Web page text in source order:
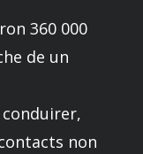
360 000
de un
non